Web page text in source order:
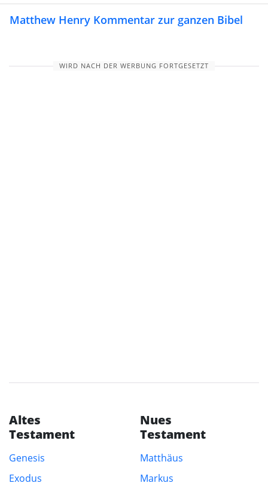
Matthew Henry Kommentar zur ganzen Bibel
WIRD NACH DER WERBUNG FORTGESETZT
Altes
Testament
Genesis
Exodus
Nues
Testament
Matthäus
Markus